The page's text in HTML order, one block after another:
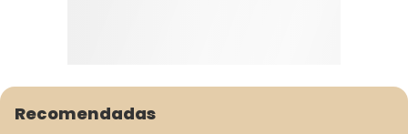
Recomendadas